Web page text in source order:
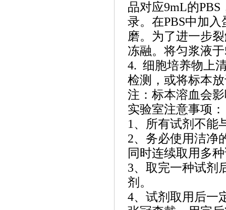
品对应9mL的
录。在PBS中加
磨。为了进一步
冻融。将匀浆液
4. 细胞培养物上
检测，或将标本
注：标本溶血会
实验室注意事项：
1、所有试剂不能
2、务必使用洁净
同时连续取用多
3、取完一种试剂
剂。
4、试剂取用后一